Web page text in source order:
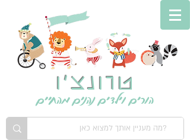
טרונצ'ו
הורים וילדים נהנים מהחיים